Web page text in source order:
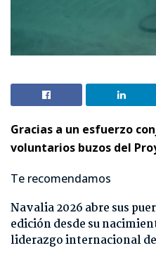
Gracias a un esfuerzo
voluntarios buzos del
Te recomendamos
Navalia 2026 abre sus
edición desde su
liderazgo internacional